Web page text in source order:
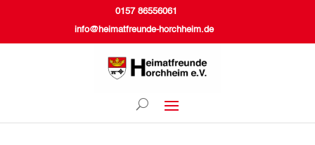
0157 86556061
info@heimatfreunde-horchheim.de